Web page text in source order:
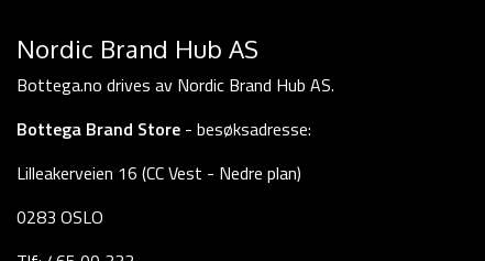
Nordic Brand Hub AS
Bottega.no drives av Nordic Brand Hub AS.
Bottega Brand Store - besøksadresse:
Lilleakerveien 16 (CC Vest - Nedre plan)
0283 OSLO